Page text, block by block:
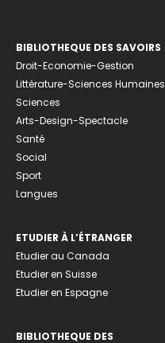
BIBLIOTHEQUE DES SAVOIRS
Droit-Economie-Gestion
Littérature-Sciences Humaines
Sciences
Arts-Design-Spectacle
Santé
Social
Sport
Langues
ETUDIER À L’ÉTRANGER
Etudier au Canada
Etudier en Suisse
Etudier en Espagne
BIBLIOTHEQUE DES